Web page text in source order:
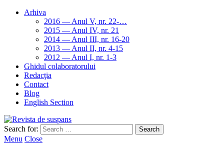
Arhiva
2016 — Anul V, nr. 22-…
2015 — Anul IV, nr. 21
2014 — Anul III, nr. 16-20
2013 — Anul II, nr. 4-15
2012 — Anul I, nr. 1-3
Ghidul colaboratorului
Redacţia
Contact
Blog
English Section
Search for:
Menu Close